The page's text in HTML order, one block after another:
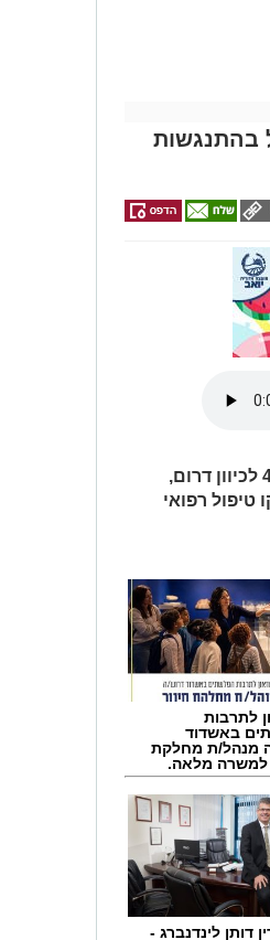
קל בהתנגשות
חמישה כלי רכב היו מעורבים בתאונת שרשרת בכביש 4 לכיוון דרום,
טיפול רפואי
לתרבות
באשדוד
מנהל/ת מחלקת
למשרה מלאה.
דותן לינדנברג -